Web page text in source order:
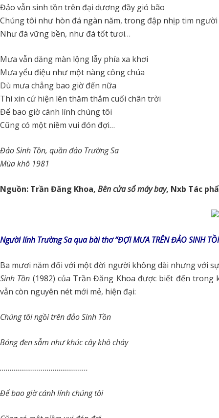
Đảo vẫn sinh tồn trên đại dương đầy gió bão
Chúng tôi như hòn đá ngàn năm, trong đập nhịp tim người
Như đá vững bền, như đá tốt tươi…
Mưa vẫn dăng màn lộng lẫy phía xa khơi
Mưa yểu điệu như một nàng công chúa
Dù mưa chẳng bao giờ đến nữa
Thì xin cứ hiện lên thăm thẳm cuối chân trời
Để bao giờ cánh lính chúng tôi
Cũng có một niềm vui đón đợi…
Đảo Sinh Tồn, quần đảo Trường Sa
Mùa khô 1981
Nguồn: Trần Đăng Khoa, Bên cửa sổ máy bay, Nxb Tác
Người lính Trường Sa qua bài thơ “ĐỢI MƯA TRÊN ĐẢO SINH
Ba mươi năm đối với một đời người không dài nhưng với
Sinh Tồn (1982) của Trần Đăng Khoa được biết đến
vẫn còn nguyên nét mới mẻ, hiện đại:
Chúng tôi ngồi trên đảo Sinh Tồn
Bóng đen sẫm như khúc cây khô cháy
………………………………………
Để bao giờ cánh lính chúng tôi